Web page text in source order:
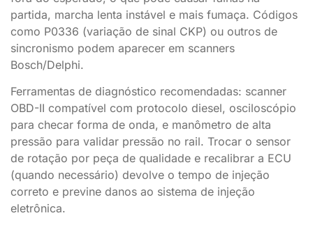
partida, marcha lenta instável e mais fumaça. Códigos
como P0336 (variação de sinal CKP) ou outros de
sincronismo podem aparecer em scanners
Bosch/Delphi.
Ferramentas de diagnóstico recomendadas: scanner
OBD-II compatível com protocolo diesel, osciloscópio
para checar forma de onda, e manômetro de alta
pressão para validar pressão no rail. Trocar o sensor
de rotação por peça de qualidade e recalibrar a ECU
(quando necessário) devolve o tempo de injeção
correto e previne danos ao sistema de injeção
eletrônica.